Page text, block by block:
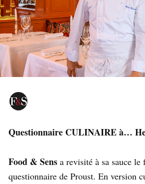
Questionnaire CULINAIRE à…
Food & Sens a revisité à sa sauce le
questionnaire de Proust. En version